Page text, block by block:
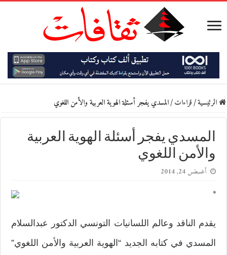
الرئيسية/قراءات/المسدي يفجر أسئلة الهوية العربية والأمن اللغوي
المسدي يفجر أسئلة الهوية العربية
والأمن اللغوي
أغسطس 24, 2014
*
يقدم الناقد وعالم اللسانيات التونسي الدكتور عبدالسلام
المسدي في كتابه الجديد “الهوية العربية والأمن اللغوي”